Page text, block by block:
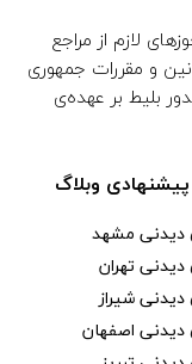
لازم از مراجع
و مقررات جمهوری
بلیط بر عهده‌ی
وبلاگ
دیدنی مشهد
تهران
شیراز
دیدنی اصفهان